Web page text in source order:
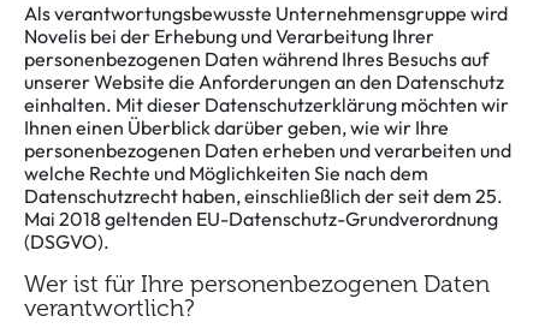
Als verantwortungsbewusste Unternehmensgruppe wird
Novelis bei der Erhebung und Verarbeitung Ihrer
personenbezogenen Daten während Ihres Besuchs auf
unserer Website die Anforderungen an den Datenschutz
einhalten. Mit dieser Datenschutzerklärung möchten wir
Ihnen einen Überblick darüber geben, wie wir Ihre
personenbezogenen Daten erheben und verarbeiten und
welche Rechte und Möglichkeiten Sie nach dem
Datenschutzrecht haben, einschließlich der seit dem 25.
Mai 2018 geltenden EU-Datenschutz-Grundverordnung
(DSGVO).
Wer ist für Ihre personenbezogenen Daten
verantwortlich?